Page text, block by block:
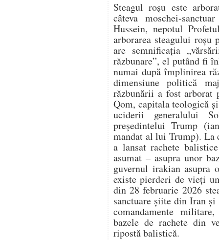
Steagul roșu este
câteva moschei-
Hussein, nepotul
arborarea steagului roșu
are semnificația
răzbunare”, el putând fi
numai după împlinirea
dimensiune politică
răzbunării a fost arborat
Qom, capitala teologică
uciderii generalului
președintelui Trump
mandat al lui Trump). La
a lansat rachete
asumat – asupra unor
guvernul irakian asupra
existe pierderi de vieți
din 28 februarie 2026
sanctuare șiite din Iran
comandamente
bazele de rachete din
ripostă balistică.